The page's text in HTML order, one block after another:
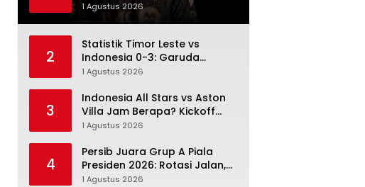
Memimpin, Indonesia Turun ke
Posisi Tiga
1 Agustus 2026
2
Statistik Timor Leste vs
Indonesia 0-3: Garuda
Menang Besar Setelah
1 Agustus 2026
3
Indonesia All Stars vs Aston
Villa Jam Berapa? Kickoff
20.00 WIB dan Cara Nonton
1 Agustus 2026
4
Persib Juara Grup A Piala
Presiden 2026: Rotasi Jalan,
Tolic Punya Alasan untuk
1 Agustus 2026